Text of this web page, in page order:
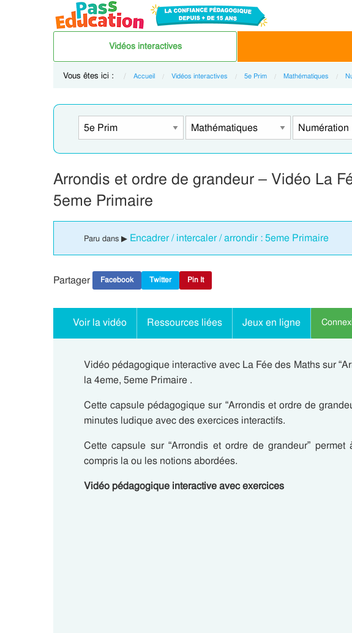
Vidéos interactives
Vous êtes ici : Accueil Vidéos interactives 5e Prim Mathématiques
Arrondis et ordre de grandeur – Vidéo La
5eme Primaire
Paru dans ▶ Encadrer / intercaler / arrondir : 5eme Primaire
Partager Facebook Twitter Pin It
Voir la vidéo Ressources liées Jeux en ligne
Vidéo pédagogique interactive avec La Fée des Maths sur
la 4eme, 5eme Primaire .
Cette capsule pédagogique sur “Arrondis et ordre de
minutes ludique avec des exercices interactifs.
Cette capsule sur “Arrondis et ordre de grandeur”
compris la ou les notions abordées.
Vidéo pédagogique interactive avec exercices